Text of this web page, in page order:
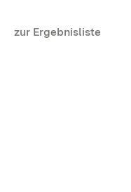
zur Ergebnisliste